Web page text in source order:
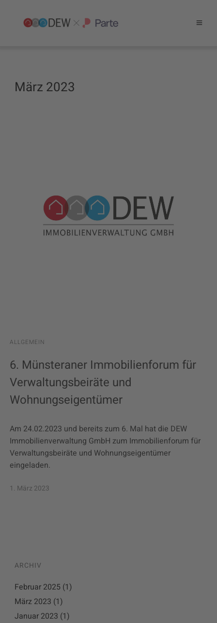
März 2023
ALLGEMEIN
6. Münsteraner Immobilienforum für
Verwaltungsbeiräte und
Wohnungseigentümer
Am 24.02.2023 und bereits zum 6. Mal hat die DEW
Immobilienverwaltung GmbH zum Immobilienforum für
Verwaltungsbeiräte und Wohnungseigentümer
eingeladen.
1. März 2023
ARCHIV
Februar 2025 (1)
März 2023 (1)
Januar 2023 (1)